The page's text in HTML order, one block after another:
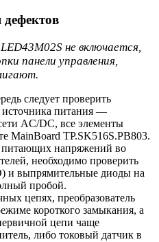
не включается,
панели управления,
следует проверить
источника питания —
AC/DC, все элементы
MainBoard TP.SK516S.PB803.
питающих напряжений во
необходимо проверить
и выпрямительные диоды на
пробой.
цепях, преобразователь
короткого замыкания, а
цепи чаще
либо токовый датчик в